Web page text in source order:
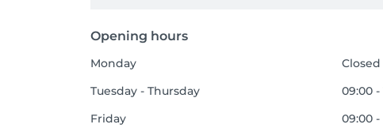
Opening hours
Monday
Closed
Tuesday - Thursday
09:00 -
Friday
09:00 -